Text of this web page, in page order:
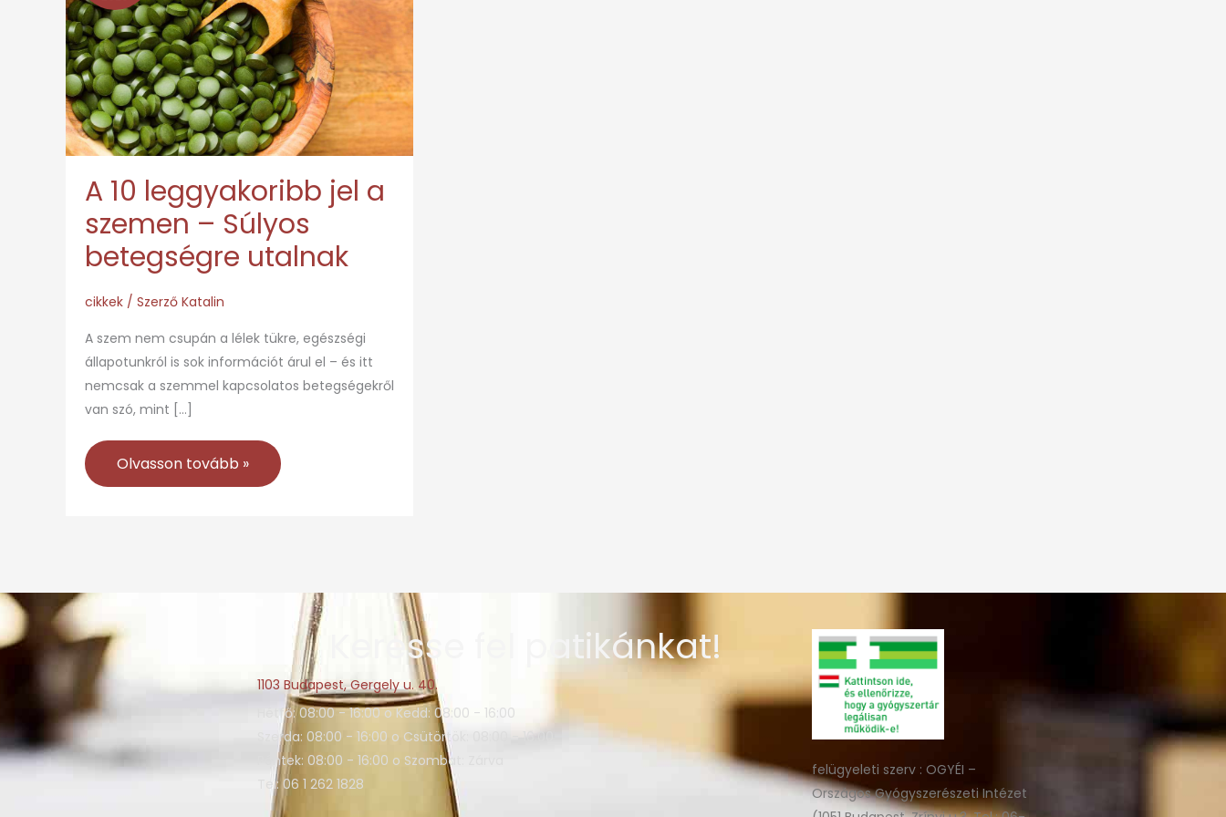
A 10 leggyakoribb jel a
szemen – Súlyos
betegségre utalnak
cikkek / Szerző Katalin
A szem nem csupán a lélek tükre, egészségi
állapotunkról is sok információt árul el – és itt
nemcsak a szemmel kapcsolatos betegségekről
van szó, mint […]
leggyakoribb
jel
a
szemen
–
Súlyos
utalnak
Olvasson tovább »
Keresse fel patikánkat!
1103 Budapest, Gergely u. 40.
Hétfő: 08:00 - 16:00 o Kedd: 08:00 - 16:00
Szerda: 08:00 - 16:00 o Csütörtök: 08:00 - 16:00
Péntek: 08:00 - 16:00 o Szombat: Zárva
Tel: 06 1 262 1828
felügyeleti szerv : OGYÉI –
Országos Gyógyszerészeti Intézet